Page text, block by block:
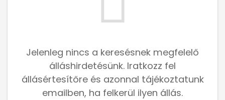
Jelenleg nincs a keresésnek megfelelő
álláshirdetésünk. Iratkozz fel
állásértesítőre és azonnal tájékoztatunk
emailben, ha felkerül ilyen állás.